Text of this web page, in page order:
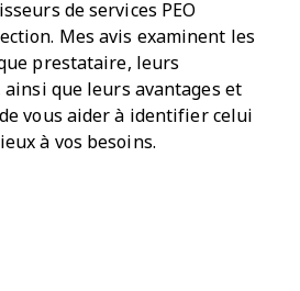
de services PEO
Mes avis examinent les
prestataire, leurs
que leurs avantages et
vous aider à identifier celui
à vos besoins.